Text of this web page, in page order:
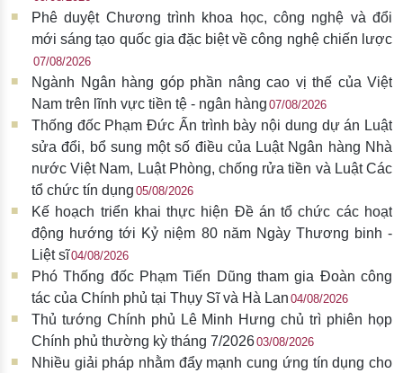
Phê duyệt Chương trình khoa học, công nghệ và đổi
mới sáng tạo quốc gia đặc biệt về công nghệ chiến lược
07/08/2026
Ngành Ngân hàng góp phần nâng cao vị thế của Việt
Nam trên lĩnh vực tiền tệ - ngân hàng 07/08/2026
Thống đốc Phạm Đức Ấn trình bày nội dung dự án Luật
sửa đổi, bổ sung một số điều của Luật Ngân hàng Nhà
nước Việt Nam, Luật Phòng, chống rửa tiền và Luật Các
tổ chức tín dụng 05/08/2026
Kế hoạch triển khai thực hiện Đề án tổ chức các hoạt
động hướng tới Kỷ niệm 80 năm Ngày Thương binh -
Liệt sĩ04/08/2026
Phó Thống đốc Phạm Tiến Dũng tham gia Đoàn công
tác của Chính phủ tại Thụy Sĩ và Hà Lan 04/08/2026
Thủ tướng Chính phủ Lê Minh Hưng chủ trì phiên họp
Chính phủ thường kỳ tháng 7/202603/08/2026
Nhiều giải pháp nhằm đẩy mạnh cung ứng tín dụng cho